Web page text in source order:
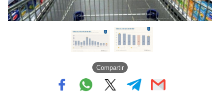
Compartir